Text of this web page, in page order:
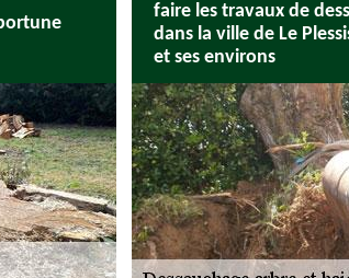
faire les travaux de
dans la ville de Le
et ses environs